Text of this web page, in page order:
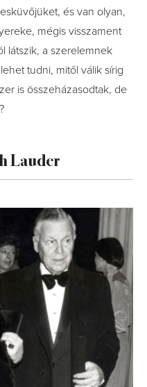
és van olyan,
mégis visszament
látszik, a szerelemnek
tudni, mitől válik sírig
is összeházasodtak, de
Lauder